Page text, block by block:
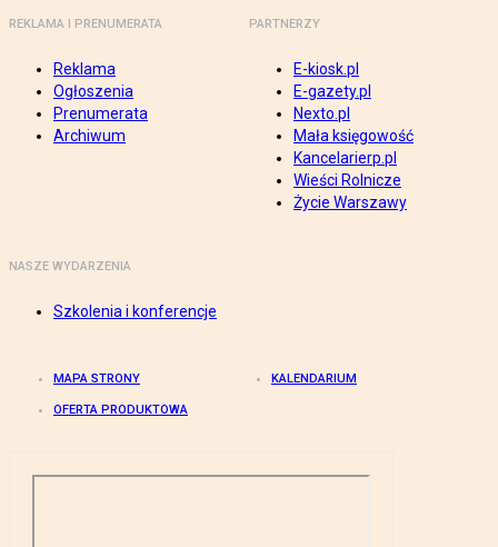
REKLAMA I PRENUMERATA
Reklama
Ogłoszenia
Prenumerata
Archiwum
PARTNERZY
E-kiosk.pl
E-gazety.pl
Nexto.pl
Mała księgowość
Kancelarierp.pl
Wieści Rolnicze
Życie Warszawy
NASZE WYDARZENIA
Szkolenia i konferencje
MAPA STRONY KALENDARIUM
OFERTA PRODUKTOWA